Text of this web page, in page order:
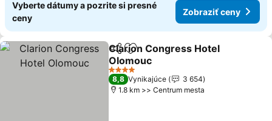
Vyberte dátumy a pozrite si presné
ceny
Zobraziť ceny
ZdieľaťPridať do obľúbených
Clarion Congress Hotel
Olomouc
4 Počet hviezdičiek
8,8 Vynikajúce
3 654
1.8 km >> Centrum mesta